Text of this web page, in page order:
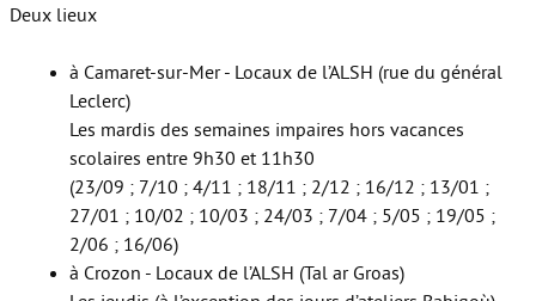
Deux lieux
à Camaret-sur-Mer - Locaux de l’ALSH (rue du général
Leclerc)
Les mardis des semaines impaires hors vacances
scolaires entre 9h30 et 11h30
(23/09 ; 7/10 ; 4/11 ; 18/11 ; 2/12 ; 16/12 ; 13/01 ;
27/01 ; 10/02 ; 10/03 ; 24/03 ; 7/04 ; 5/05 ; 19/05 ;
2/06 ; 16/06)
à Crozon - Locaux de l’ALSH (Tal ar Groas)